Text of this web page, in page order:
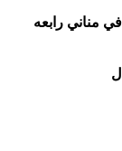
في مناني رابعه